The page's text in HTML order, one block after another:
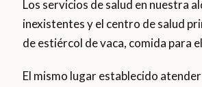
Los servicios de salud en nuestra
inexistentes y el centro de salud
de estiércol de vaca, comida para
El mismo lugar establecido